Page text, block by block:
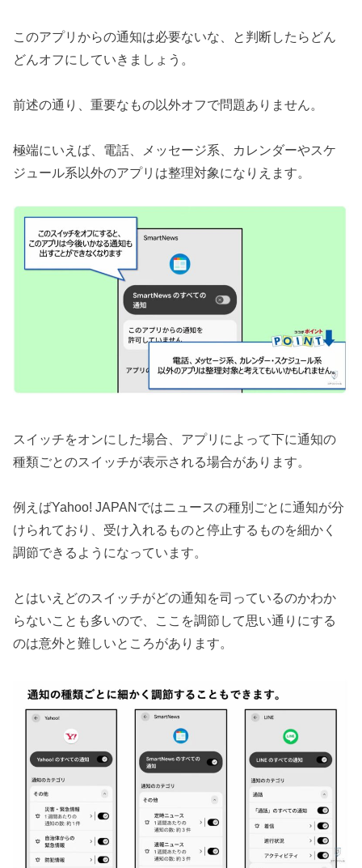
このアプリからの通知は必要ないな、と判断したらどん
どんオフにしていきましょう。
前述の通り、重要なもの以外オフで問題ありません。
極端にいえば、電話、メッセージ系、カレンダーやスケ
ジュール系以外のアプリは整理対象になりえます。
スイッチをオンにした場合、アプリによって下に通知の
種類ごとのスイッチが表示される場合があります。
例えばYahoo! JAPANではニュースの種別ごとに通知が分
けられており、受け入れるものと停止するものを細かく
調節できるようになっています。
とはいえどのスイッチがどの通知を司っているのかわか
らないことも多いので、ここを調節して思い通りにする
のは意外と難しいところがあります。